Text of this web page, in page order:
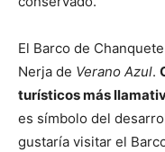
El Barco de
Nerja de Verano Azul.
turísticos más
es símbolo del
gustaría visitar el